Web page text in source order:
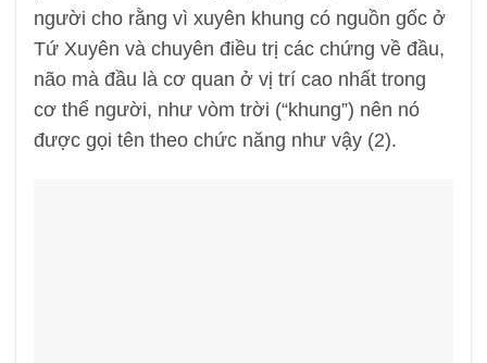
người cho rằng vì xuyên khung có nguồn gốc ở
Tứ Xuyên và chuyên điều trị các chứng về đầu,
não mà đầu là cơ quan ở vị trí cao nhất trong
cơ thể người, như vòm trời (“khung”) nên nó
được gọi tên theo chức năng như vậy (2).